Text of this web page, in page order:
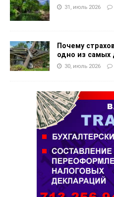
31, июль 2026
Почему
одно из самых
30, июль 2026